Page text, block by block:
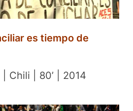
es tiempo de
Chili | 80’ | 2014